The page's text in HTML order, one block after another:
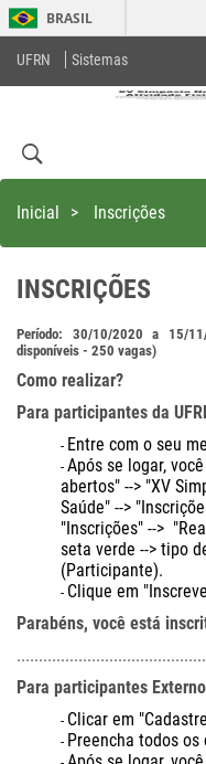
BRASIL
UFRN Sistemas
Inicial > Inscrições
INSCRIÇÕES
Período: 30/10/2020 a 15/
disponíveis - 250 vagas)
Como realizar?
Para participantes da
Entre com o seu
Após se logar,
abertos" --> "XV
Saúde" -->
"Inscrições" -->
seta verde --> tipo
(Participante).
Clique em
Parabéns, você está
Para participantes
Clicar em
Preencha todos